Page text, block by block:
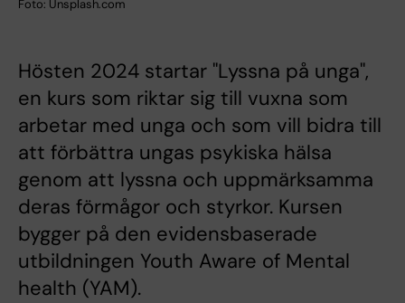
Foto: Unsplash.com
Hösten 2024 startar "Lyssna på unga",
en kurs som riktar sig till vuxna som
arbetar med unga och som vill bidra till
att förbättra ungas psykiska hälsa
genom att lyssna och uppmärksamma
deras förmågor och styrkor. Kursen
bygger på den evidensbaserade
utbildningen Youth Aware of Mental
health (YAM).